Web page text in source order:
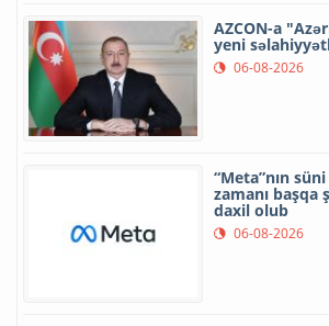
AZCON-a
yeni
06-08-2026
“Meta”nın
zamanı
daxil olub
06-08-2026